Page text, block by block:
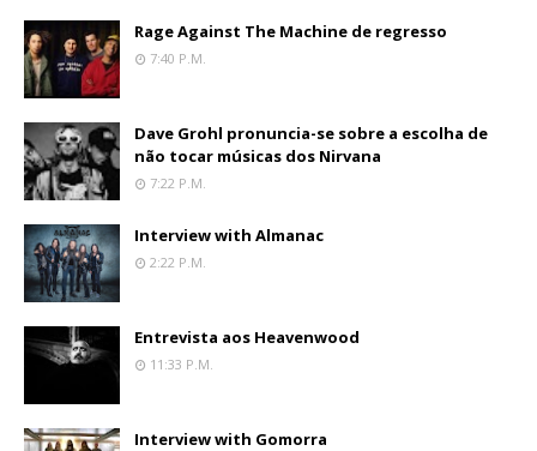
Rage Against The Machine de regresso
7:40 P.m.
Dave Grohl pronuncia-se sobre a escolha de
não tocar músicas dos Nirvana
7:22 P.m.
Interview with Almanac
2:22 P.m.
Entrevista aos Heavenwood
11:33 P.m.
Interview with Gomorra